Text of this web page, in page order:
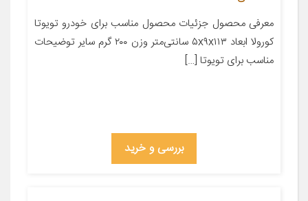
معرفی محصول جزئیات محصول مناسب برای خودرو تویوتا
کورولا ابعاد ۵x۹x۱۱۳ سانتی‌متر وزن ۲۰۰ گرم سایر توضیحات
مناسب برای تویوتا […]
بررسی و خرید